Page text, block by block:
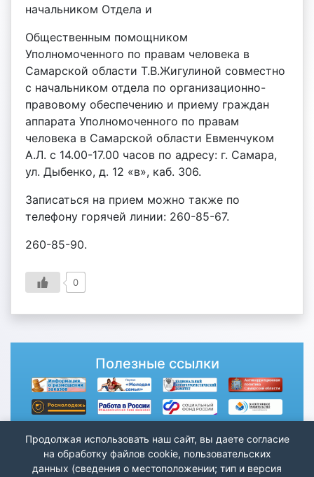
начальником Отдела и
Общественным помощником
Уполномоченного по правам человека в
Самарской области Т.В.Жигулиной совместно
с начальником отдела по организационно-
правовому обеспечению и приему граждан
аппарата Уполномоченного по правам
человека в Самарской области Евменчуком
А.Л. с 14.00-17.00 часов по адресу: г. Самара,
ул. Дыбенко, д. 12 «в», каб. 306.
Записаться на прием можно также по
телефону горячей линии: 260-85-67.
260-85-90.
0
Полезные ссылки
Продолжая использовать наш сайт, вы даете согласие
на обработку файлов cookie, пользовательских
данных (сведения о местоположении; тип и версия